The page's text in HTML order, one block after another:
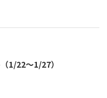
1/22〜1/27）